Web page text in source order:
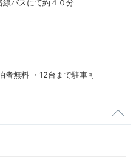
バスにて約４０分
者無料 ・12台まで駐車可